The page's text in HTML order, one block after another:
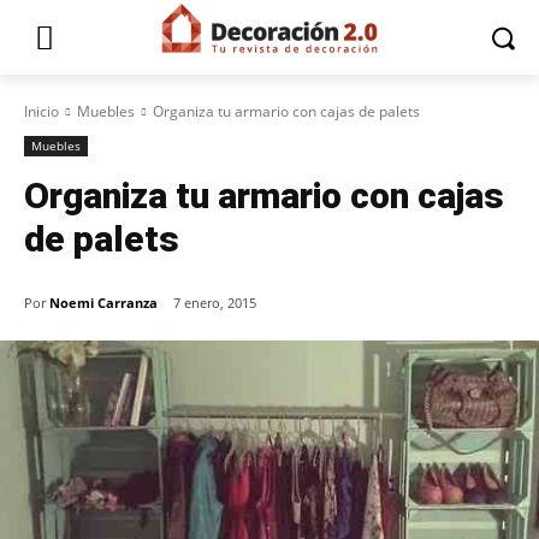
Inicio Muebles Organiza tu armario con cajas de palets
Muebles
Organiza tu armario con cajas
de palets
Por Noemi Carranza 7 enero, 2015